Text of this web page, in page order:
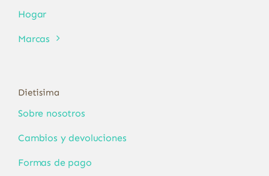
Hogar
Marcas
Dietisima
Sobre nosotros
Cambios y devoluciones
Formas de pago